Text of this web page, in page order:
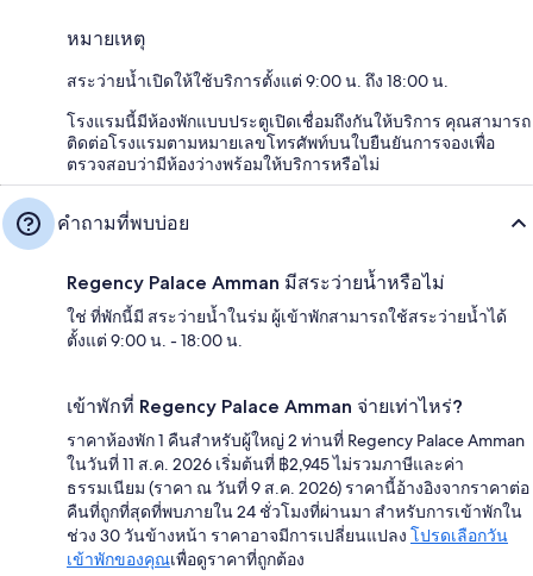
หมายเหตุ
สระว่ายน้ำเปิดให้ใช้บริการตั้งแต่ 9:00 น. ถึง 18:00 น.
โรงแรมนี้มีห้องพักแบบประตูเปิดเชื่อมถึงกันให้บริการ คุณสามารถ
ติดต่อโรงแรมตามหมายเลขโทรศัพท์บนใบยืนยันการจองเพื่อ
ตรวจสอบว่ามีห้องว่างพร้อมให้บริการหรือไม่
คำถามที่พบบ่อย
Regency Palace Amman มีสระว่ายน้ำหรือไม่
ใช่ ที่พักนี้มี สระว่ายน้ำในร่ม ผู้เข้าพักสามารถใช้สระว่ายน้ำได้
ตั้งแต่ 9:00 น. - 18:00 น.
เข้าพักที่ Regency Palace Amman จ่ายเท่าไหร่?
ราคาห้องพัก 1 คืนสำหรับผู้ใหญ่ 2 ท่านที่ Regency Palace Amman
ในวันที่ 11 ส.ค. 2026 เริ่มต้นที่ ฿2,945 ไม่รวมภาษีและค่า
ธรรมเนียม (ราคา ณ วันที่ 9 ส.ค. 2026) ราคานี้อ้างอิงจากราคาต่อ
คืนที่ถูกที่สุดที่พบภายใน 24 ชั่วโมงที่ผ่านมา สำหรับการเข้าพักใน
ช่วง 30 วันข้างหน้า ราคาอาจมีการเปลี่ยนแปลง โปรดเลือกวัน
เข้าพักของคุณเพื่อดูราคาที่ถูกต้อง